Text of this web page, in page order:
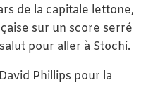
de la capitale lettone,
sur un score serré
pour aller à Stochi.
Phillips pour la